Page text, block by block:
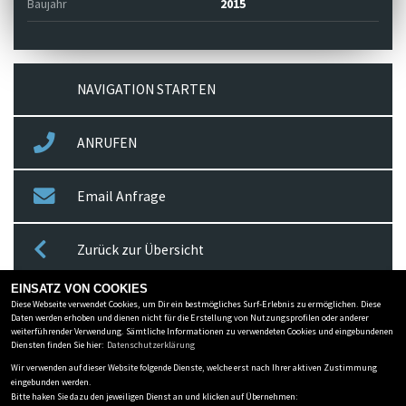
Baujahr 2015
NAVIGATION STARTEN
ANRUFEN
Email Anfrage
Zurück zur Übersicht
MOTORRAD REINHARDT GMBH
Neustadter Straße 23-25-96450 Coburg-09561-853500
Datenschutzbestimmungen
EINSATZ VON COOKIES
Diese Webseite verwendet Cookies, um Dir ein bestmögliches Surf-Erlebnis zu ermöglichen. Diese
Daten werden erhoben und dienen nicht für die Erstellung von Nutzungsprofilen oder anderer
weiterführender Verwendung. Sämtliche Informationen zu verwendeten Cookies und eingebundenen
Diensten finden Sie hier: Datenschutzerklärung
Wir verwenden auf dieser Website folgende Dienste, welche erst nach Ihrer aktiven Zustimmung
eingebunden werden.
Bitte haken Sie dazu den jeweiligen Dienst an und klicken auf Übernehmen: